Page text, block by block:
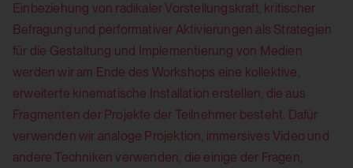
Einbeziehung von radikaler Vorstellungskraft, kritischer
Befragung und performativer Aktivierungen als Strategien
für die Gestaltung und Implementierung von Medien
werden wir am Ende des Workshops eine kollektive,
erweiterte kinematische Installation erstellen, die aus
Fragmenten der Projekte der Teilnehmer besteht. Dafür
verwenden wir analoge Projektion, immersives Video und
andere Techniken verwenden, die einige der Fragen,